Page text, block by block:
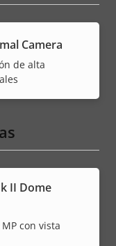
Camera
de alta
II Dome
con vista